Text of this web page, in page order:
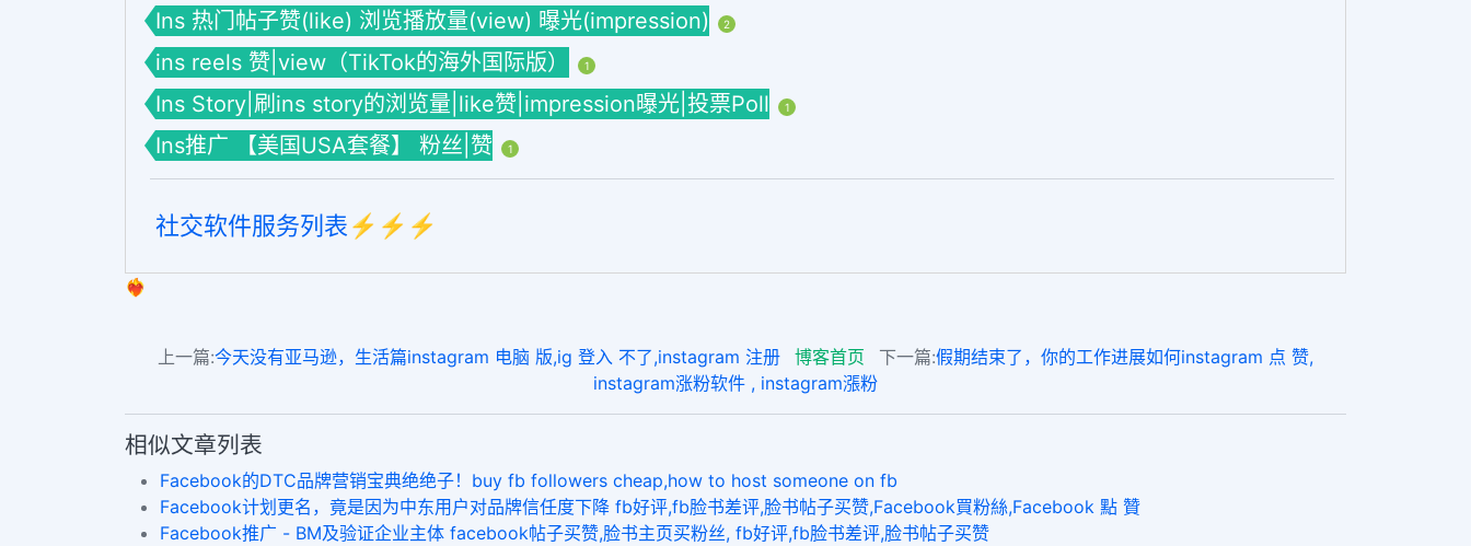
Ins 热门帖子赞(like) 浏览播放量(view) 曝光(impression) 2
ins reels 赞|view（TikTok的海外国际版） 1
Ins Story|刷ins story的浏览量|like赞|impression曝光|投票Poll 1
Ins推广 【美国USA套餐】 粉丝|赞 1
社交软件服务列表⚡️⚡️⚡️
❤️‍🔥
上一篇:今天没有亚马逊，生活篇instagram 电脑 版,ig 登入 不了,instagram 注册 博客首页 下一篇:假期结束了，你的工作进展如何instagram 点 赞,
instagram涨粉软件 , instagram漲粉
相似文章列表
Facebook的DTC品牌营销宝典绝绝子！buy fb followers cheap,how to host someone on fb
​Facebook计划更名，竟是因为中东用户对品牌信任度下降 fb好评,fb脸书差评,脸书帖子买赞,Facebook買粉絲,Facebook 點 贊
Facebook推广 - BM及验证企业主体 facebook帖子买赞,脸书主页买粉丝, fb好评,fb脸书差评,脸书帖子买赞